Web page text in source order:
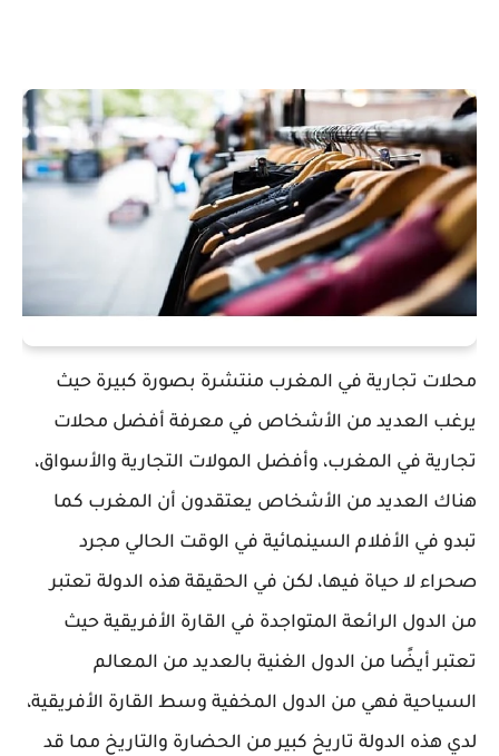
محلات تجارية في المغرب منتشرة بصورة كبيرة حيث
يرغب العديد من الأشخاص في معرفة أفضل محلات
تجارية في المغرب، وأفضل المولات التجارية والأسواق،
هناك العديد من الأشخاص يعتقدون أن المغرب كما
تبدو في الأفلام السينمائية في الوقت الحالي مجرد
صحراء لا حياة فيها، لكن في الحقيقة هذه الدولة تعتبر
من الدول الرائعة المتواجدة في القارة الأفريقية حيث
تعتبر أيضًا من الدول الغنية بالعديد من المعالم
السياحية فهي من الدول المخفية وسط القارة الأفريقية،
لدي هذه الدولة تاريخ كبير من الحضارة والتاريخ مما قد